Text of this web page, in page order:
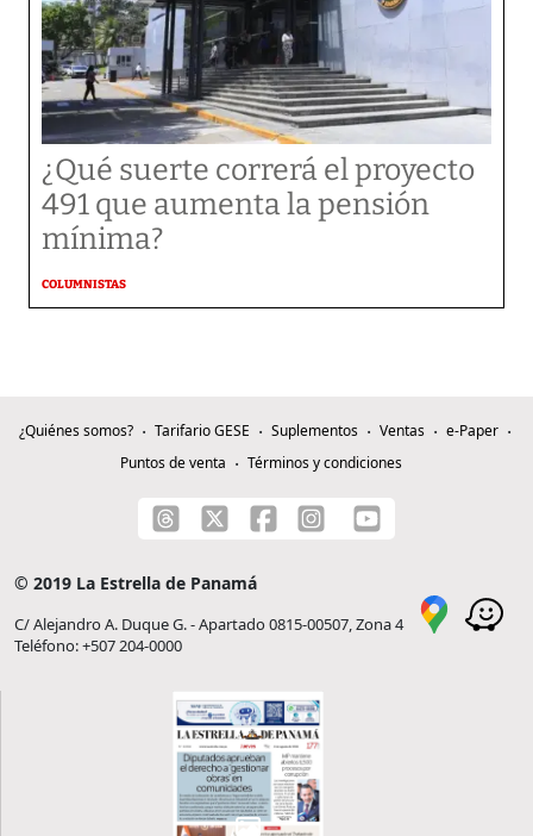
¿Qué suerte correrá el proyecto
491 que aumenta la pensión
mínima?
COLUMNISTAS
¿Quiénes somos? Tarifario GESE Suplementos Ventas
e-Paper
Puntos de venta
Términos y condiciones
© 2019 La Estrella de Panamá
C/ Alejandro A. Duque G. - Apartado 0815-00507, Zona 4
Teléfono: +507 204-0000